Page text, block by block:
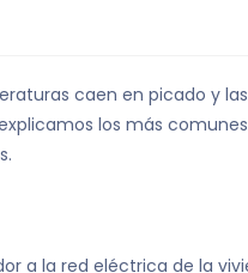
caen en picado y
los más
a la red eléctrica de la